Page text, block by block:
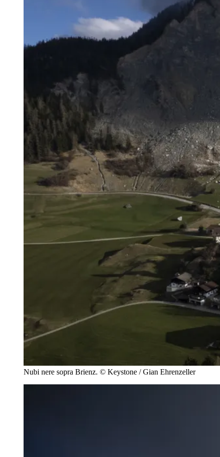
Nubi nere sopra Brienz. © Keystone / Gian Ehrenzeller